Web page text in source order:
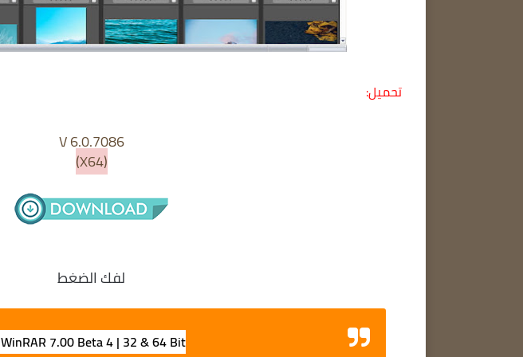
تحميل:
V 6.0.7086
(X64)
لفك الضغط
WinRAR 7.00 Beta 4 | 32 & 64 Bit |كامل |